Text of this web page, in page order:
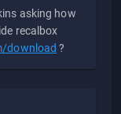
asking how
recalbox
download ?